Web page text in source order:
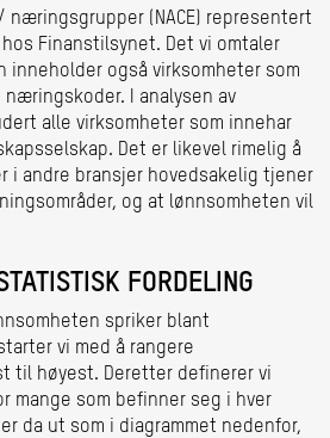
næringsgrupper (NACE) representert
Finanstilsynet. Det vi omtaler
inneholder også virksomheter som
I analysen av
alle virksomheter som innehar
Det er likevel rimelig å
i andre bransjer hovedsakelig tjener
og at lønnsomheten vil
FORDELING
spriker blant
vi med å rangere
til høyest. Deretter definerer vi
mange som befinner seg i hver
da ut som i diagrammet nedenfor,